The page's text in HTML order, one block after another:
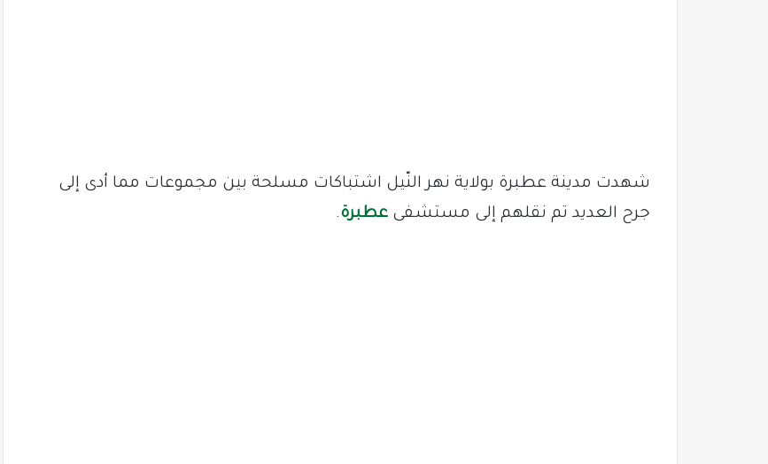
شهدت مدينة عطبرة بولاية نهر النّيل اشتباكات مسلحة بين مجموعات مما أدى إلى
جرح العديد تم نقلهم إلى مستشفى عطبرة.